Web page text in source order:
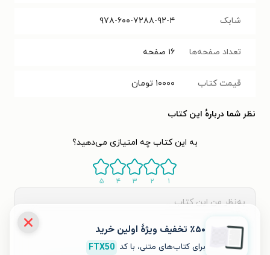
شابک ۹۷۸-۶۰۰-۷۲۸۸-۹۲-۴
تعداد صفحه‌ها ۱۶ صفحه
قیمت کتاب ۱۰۰۰۰ تومان
نظر شما دربارهٔ این کتاب
به این کتاب چه امتیازی می‌دهید؟
۱ ۲ ۳ ۴ ۵
٪۵۰ تخفیف ویژۀ اولین خرید
برای کتاب‌های متنی، با کد FTX50